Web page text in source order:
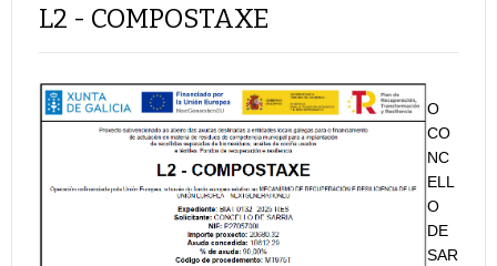
L2 - COMPOSTAXE
O
CO
NC
ELL
O
DE
SAR